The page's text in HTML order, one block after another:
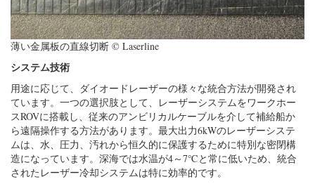
薄い金属板の直線切断 © Laserline
システム技術
用途に応じて、ダイオードレーザーの様々な統合方法が開発され
ています。一つの選択肢として、レーザーシステムをワークホー
スROVに搭載し、従来のアンビリカルケーブルを介して補給船か
ら遠隔操作する方法があります。最大出力6kWのレーザーシステ
ムは、水、圧力、汚れから恒久的に保護するために特別な密閉構
造になっています。深海では水温が4～7℃と常に低いため、統合
されたレーザー冷却システムは特に効率的です。